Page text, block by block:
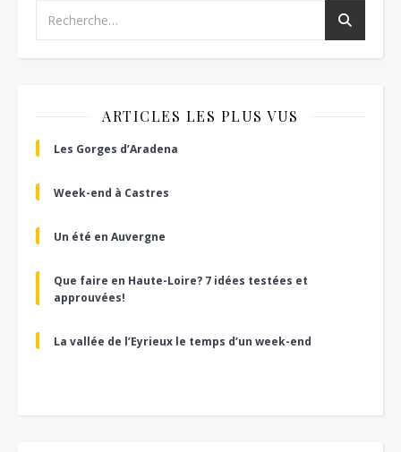
ARTICLES LES PLUS VUS
Les Gorges d’Aradena
Week-end à Castres
Un été en Auvergne
Que faire en Haute-Loire? 7 idées testées et
approuvées!
La vallée de l’Eyrieux le temps d’un week-end